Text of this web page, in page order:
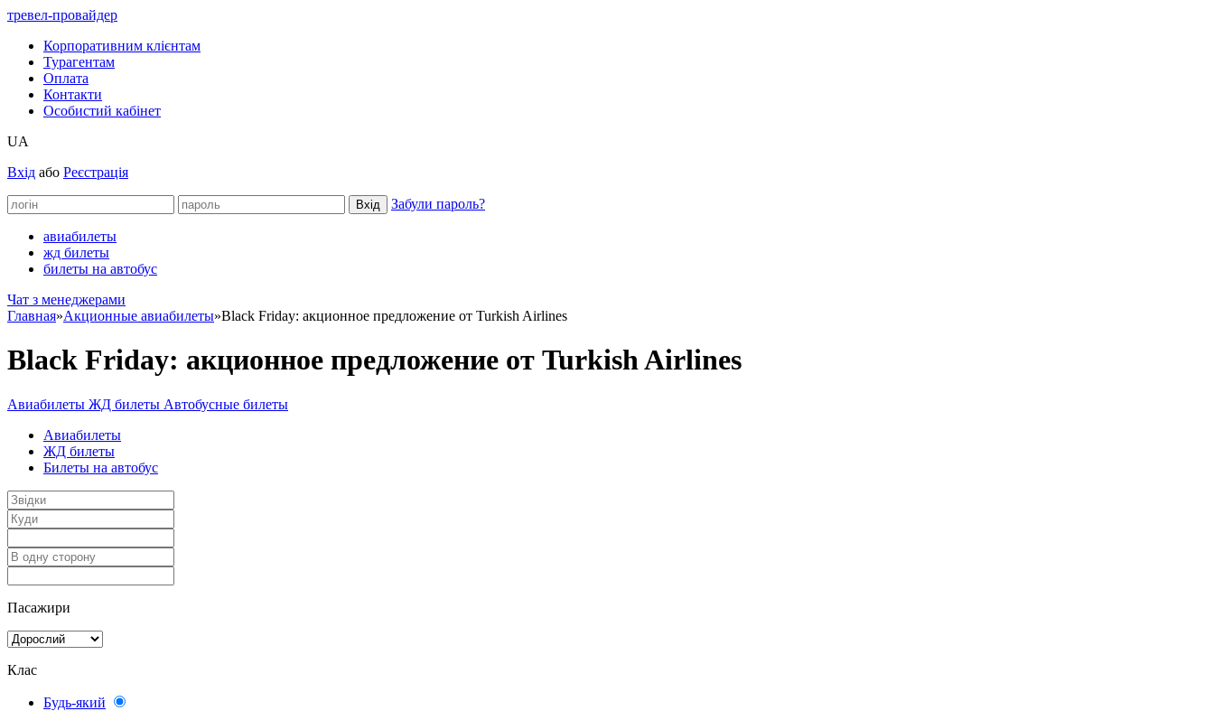
тревел-провайдер
Корпоративним клієнтам
Турагентам
Оплата
Контакти
Особистий кабінет
UA
Вхід або Реєстрація
Забули пароль?
авиабилеты
жд билеты
билеты на автобус
Чат з менеджерами
Главная»Акционные авиабилеты»Black Friday: акционное предложение от Turkish Airlines
Black Friday: акционное предложение от Turkish Airlines
Авиабилеты ЖД билеты Автобусные билеты
Авиабилеты
ЖД билеты
Билеты на автобус
Пасажири
Клас
Будь-який